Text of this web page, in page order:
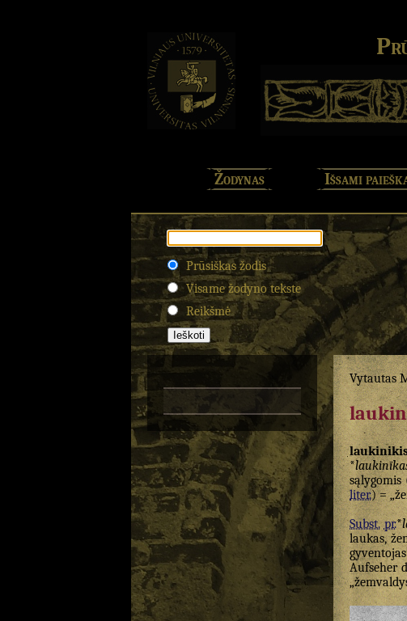
Žodynas Išsami
Prūsiškas žodis
Visame žodyno tekste
Reikšmė
Vytautas
*
liter.) =
Subst. pr.*
laukas,
Aufseher